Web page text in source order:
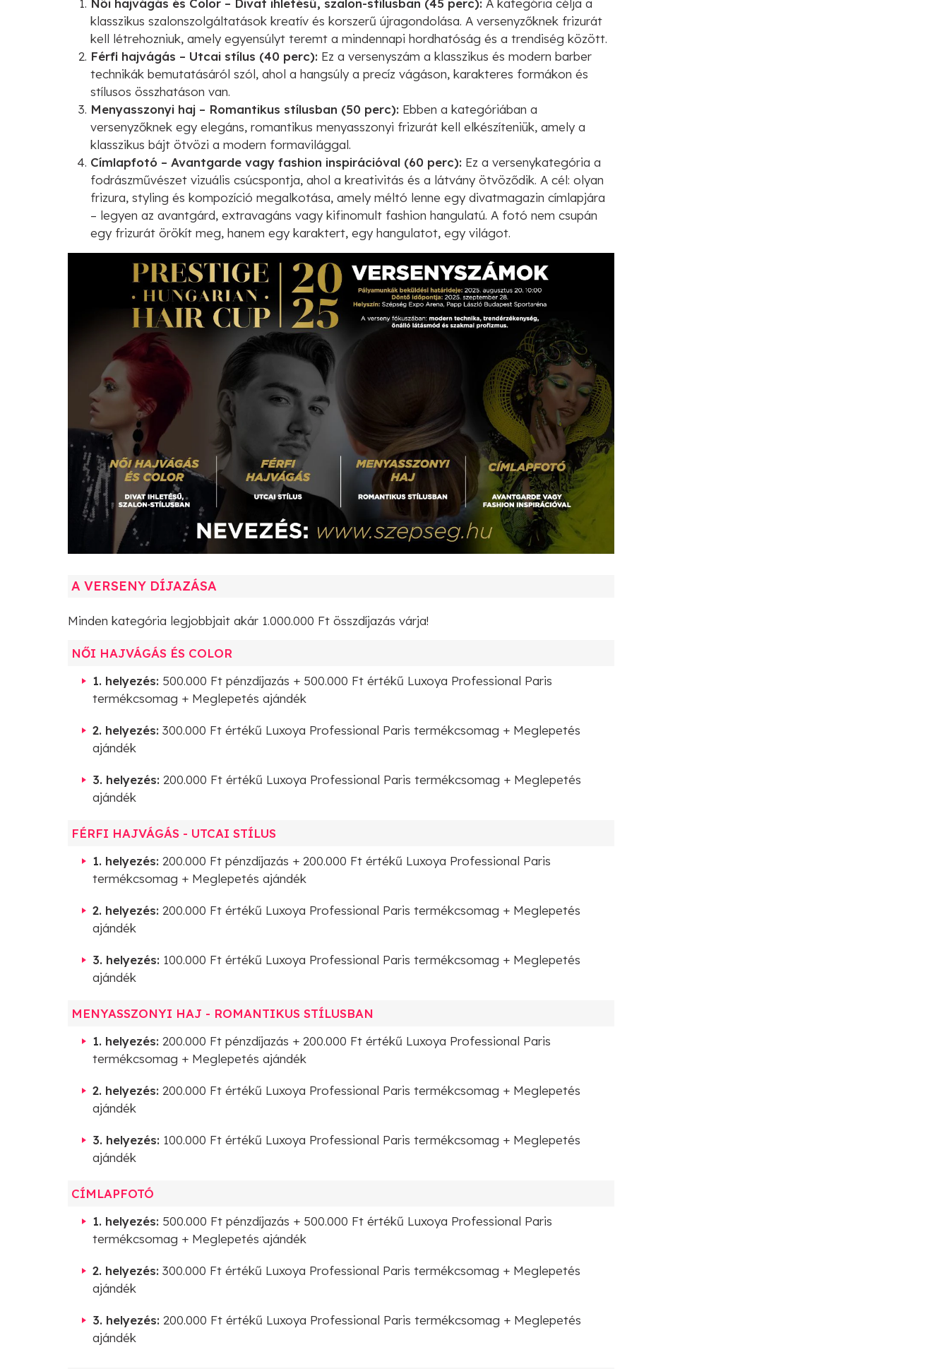
Női hajvágás és Color – Divat ihletésű, szalon-stílusban (45 perc): A kategória célja a
klasszikus szalonszolgáltatások kreatív és korszerű újragondolása. A versenyzőknek frizurát
kell létrehozniuk, amely egyensúlyt teremt a mindennapi hordhatóság és a trendiség között.
Férfi hajvágás – Utcai stílus (40 perc): Ez a versenyszám a klasszikus és modern barber
technikák bemutatásáról szól, ahol a hangsúly a precíz vágáson, karakteres formákon és
stílusos összhatáson van.
Menyasszonyi haj – Romantikus stílusban (50 perc): Ebben a kategóriában a
versenyzőknek egy elegáns, romantikus menyasszonyi frizurát kell elkészíteniük, amely a
klasszikus bájt ötvözi a modern formavilággal.
Címlapfotó – Avantgarde vagy fashion inspirációval (60 perc): Ez a versenykategória a
fodrászművészet vizuális csúcspontja, ahol a kreativitás és a látvány ötvöződik. A cél: olyan
frizura, styling és kompozíció megalkotása, amely méltó lenne egy divatmagazin címlapjára
– legyen az avantgárd, extravagáns vagy kifinomult fashion hangulatú. A fotó nem csupán
egy frizurát örökít meg, hanem egy karaktert, egy hangulatot, egy világot.
A VERSENY DÍJAZÁSA
Minden kategória legjobbjait akár 1.000.000 Ft összdíjazás várja!
NŐI HAJVÁGÁS ÉS COLOR
1. helyezés: 500.000 Ft pénzdíjazás + 500.000 Ft értékű Luxoya Professional Paris
termékcsomag + Meglepetés ajándék
2. helyezés: 300.000 Ft értékű Luxoya Professional Paris termékcsomag + Meglepetés
ajándék
3. helyezés: 200.000 Ft értékű Luxoya Professional Paris termékcsomag + Meglepetés
ajándék
FÉRFI HAJVÁGÁS - UTCAI STÍLUS
1. helyezés: 200.000 Ft pénzdíjazás + 200.000 Ft értékű Luxoya Professional Paris
termékcsomag + Meglepetés ajándék
2. helyezés: 200.000 Ft értékű Luxoya Professional Paris termékcsomag + Meglepetés
ajándék
3. helyezés: 100.000 Ft értékű Luxoya Professional Paris termékcsomag + Meglepetés
ajándék
MENYASSZONYI HAJ - ROMANTIKUS STÍLUSBAN
1. helyezés: 200.000 Ft pénzdíjazás + 200.000 Ft értékű Luxoya Professional Paris
termékcsomag + Meglepetés ajándék
2. helyezés: 200.000 Ft értékű Luxoya Professional Paris termékcsomag + Meglepetés
ajándék
3. helyezés: 100.000 Ft értékű Luxoya Professional Paris termékcsomag + Meglepetés
ajándék
CÍMLAPFOTÓ
1. helyezés: 500.000 Ft pénzdíjazás + 500.000 Ft értékű Luxoya Professional Paris
termékcsomag + Meglepetés ajándék
2. helyezés: 300.000 Ft értékű Luxoya Professional Paris termékcsomag + Meglepetés
ajándék
3. helyezés: 200.000 Ft értékű Luxoya Professional Paris termékcsomag + Meglepetés
ajándék